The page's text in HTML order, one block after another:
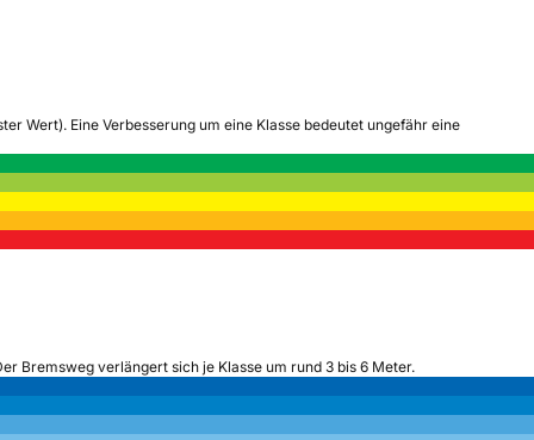
Wert). Eine Verbesserung um eine Klasse bedeutet ungefähr eine
Bremsweg verlängert sich je Klasse um rund 3 bis 6 Meter.